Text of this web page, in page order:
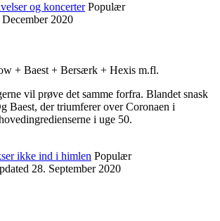
og koncerter Populær
2020
+ Baest + Bersærk + Hexis m.fl.
vil prøve det samme forfra. Blandet snask
Baest, der triumferer over Coronaen i
i uge 50.
ikke ind i himlen Populær
28. September 2020